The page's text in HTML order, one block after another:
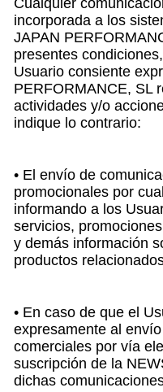
Cualquier
incorporada a los
JAPAN
presentes
Usuario consiente
PERFORMANCE, SL
actividades y/o
indique lo contrario:
• El envío de
promocionales por
informando a los
servicios,
y demás información
productos
• En caso de que el
expresamente al
comerciales por vía
suscripción de la
dichas